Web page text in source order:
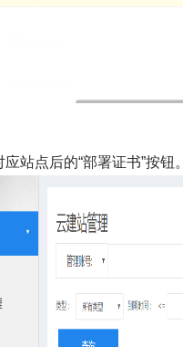
站点后的“部署证书”按钮。